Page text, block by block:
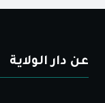
عن دار الولاية